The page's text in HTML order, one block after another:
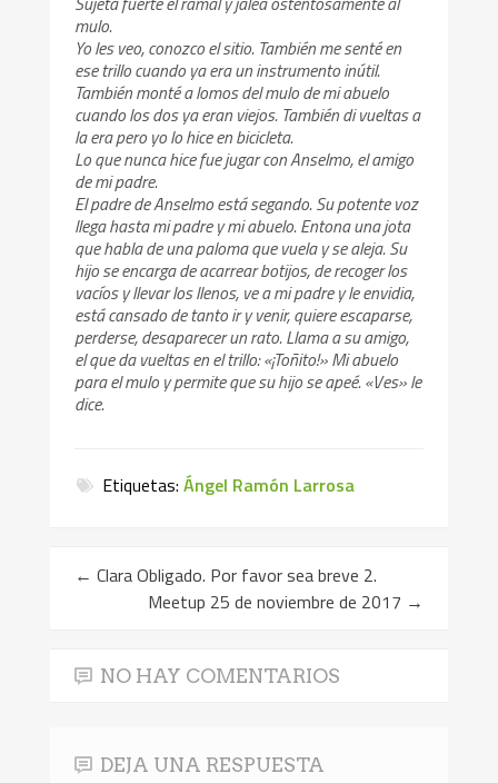
mulo.
Yo les veo, conozco el sitio. También me senté en
ese trillo cuando ya era un instrumento inútil.
También monté a lomos del mulo de mi abuelo
cuando los dos ya eran viejos. También di vueltas a
la era pero yo lo hice en bicicleta.
Lo que nunca hice fue jugar con Anselmo, el amigo
de mi padre.
El padre de Anselmo está segando. Su potente voz
llega hasta mi padre y mi abuelo. Entona una jota
que habla de una paloma que vuela y se aleja. Su
hijo se encarga de acarrear botijos, de recoger los
vacíos y llevar los llenos, ve a mi padre y le envidia,
está cansado de tanto ir y venir, quiere escaparse,
perderse, desaparecer un rato. Llama a su amigo,
el que da vueltas en el trillo: «¡Toñito!» Mi abuelo
para el mulo y permite que su hijo se apeé. «Ves» le
dice.
Etiquetas:Ángel Ramón Larrosa
← Clara Obligado. Por favor sea breve 2.
Meetup 25 de noviembre de 2017 →
NO HAY COMENTARIOS
DEJA UNA RESPUESTA